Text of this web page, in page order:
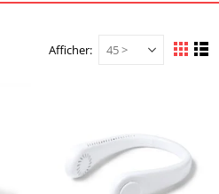
Afficher
Afficher
Grille